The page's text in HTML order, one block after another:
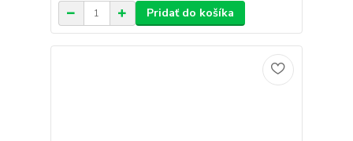
Pridať do košíka